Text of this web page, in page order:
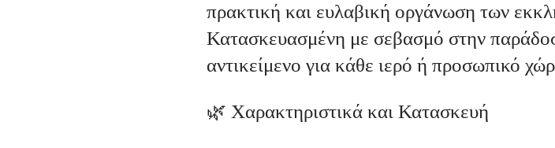
πρακτική και ευλαβική οργάνωση των
Κατασκευασμένη με σεβασμό στην
αντικείμενο για κάθε ιερό ή προσωπικό
🌿 Χαρακτηριστικά και Κατασκευή